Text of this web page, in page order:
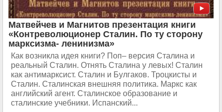
Матвейчев и Магнитов презентация книги
«Контреволюционер Сталин. По ту сторону
марксизма- ленинизма»
Как возникла идея книги? Поп– версия Сталина и
реальный Сталин. Отнять Сталина у левых! Сталин
как антимарксист. Сталин и Булгаков. Троцкисты и
Сталин. Сталинская внешняя политика. Маркс как
английский агент. Сталинское образование и
сталинские учебники. Испанский...